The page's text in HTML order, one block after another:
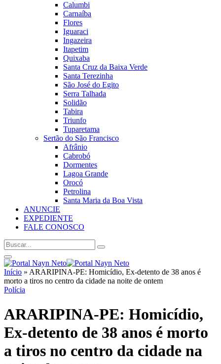
Calumbi
Carnaíba
Flores
Iguaraci
Ingazeira
Itapetim
Quixaba
Santa Cruz da Baixa Verde
Santa Terezinha
São José do Egito
Serra Talhada
Solidão
Tabira
Triunfo
Tuparetama
Sertão do São Francisco
Afrânio
Cabrobó
Dormentes
Lagoa Grande
Orocó
Petrolina
Santa Maria da Boa Vista
ANUNCIE
EXPEDIENTE
FALE CONOSCO
Início » ARARIPINA-PE: Homicídio, Ex-detento de 38 anos é
morto a tiros no centro da cidade na noite de ontem
Polícia
ARARIPINA-PE: Homicídio,
Ex-detento de 38 anos é morto
a tiros no centro da cidade na